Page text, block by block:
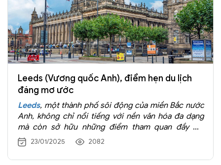
Leeds (Vương quốc Anh), điểm hẹn du lịch
đáng mơ ước
Leeds, một thành phố sôi động của miền Bắc nước
Anh, không chỉ nổi tiếng với nền văn hóa đa dạng
mà còn sở hữu những điểm tham quan đầy mê
hoặc. Từ các công trình kiến trúc cổ kính, bảo tàng
lịch sử cho đến không gian xanh tươi mát, Leeds
mang đến trải nghiệm độc đáo cho du khách.
23/01/2025 2082